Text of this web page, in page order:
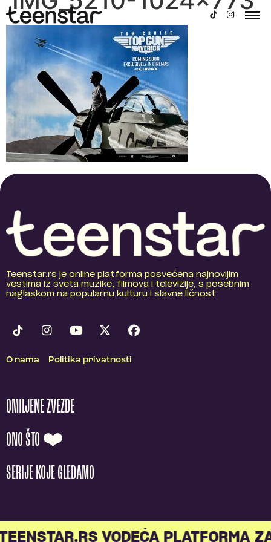
Teenstar.rs je online platforma posvećena najnovijim
vestima iz sveta muzike, filmova i televizije, s posebnim
naglaskom na popularnu kulturu i slavne ličnost
O nama Politika privatnosti
OMILJENE ZVEZDE
ONO ŠTO ❤️
SERIJE KOJE GLEDAMO
VODEĆA PLATFORMA